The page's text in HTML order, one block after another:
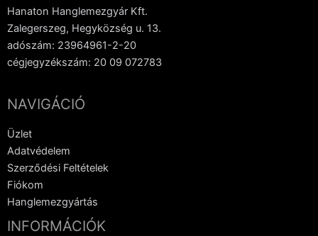
Hanaton Hanglemezgyár Kft.
Zalegerszeg, Hegyközség u. 13.
adószám: 23964961-2-20
cégjegyzékszám: 20 09 072783
NAVIGÁCIÓ
Üzlet
Adatvédelem
Szerződési Feltételek
Fiókom
Hanglemezgyártás
INFORMÁCIÓK